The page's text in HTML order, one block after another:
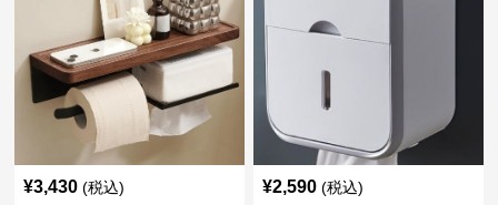
¥3,430 (税込) ¥2,590 (税込)